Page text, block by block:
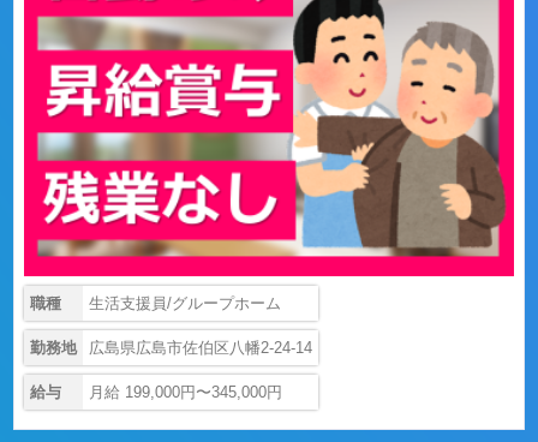
職種 生活支援員/グループホーム
勤務地 広島県広島市佐伯区八幡2-24-14
給与 月給 199,000円〜345,000円